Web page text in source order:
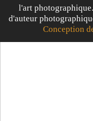
l'art
d'auteur
Conception